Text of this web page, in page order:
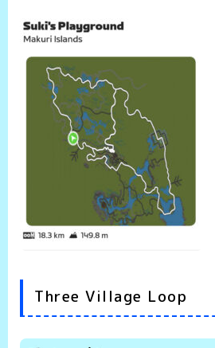
Three Village Loop